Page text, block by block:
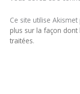
Ce site utilise
plus sur la façon
traitées.